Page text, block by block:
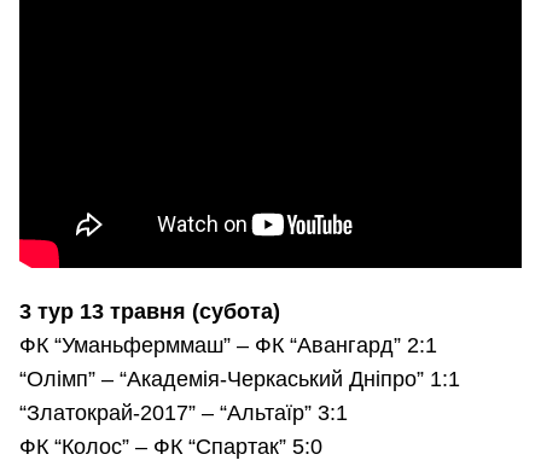
3 тур 13 травня (субота)
ФК “Уманьферммаш” – ФК “Авангард” 2:1
“Олімп” – “Академія-Черкаський Дніпро” 1:1
“Златокрай-2017” – “Альтаїр” 3:1
ФК “Колос” – ФК “Спартак” 5:0